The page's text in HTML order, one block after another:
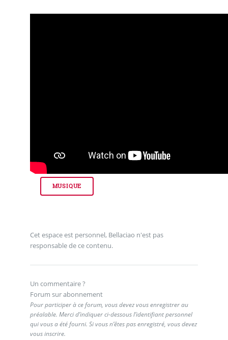
MUSIQUE
Cet espace est personnel, Bellaciao n'est pas
responsable de ce contenu.
Un commentaire ?
Forum sur abonnement
Pour participer à ce forum, vous devez vous enregistrer au
préalable. Merci d’indiquer ci-dessous l’identifiant personnel
qui vous a été fourni. Si vous n’êtes pas enregistré, vous devez
vous inscrire.